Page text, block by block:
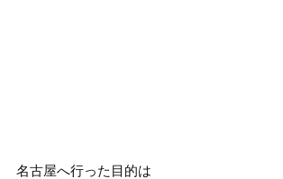
名古屋へ行った目的は